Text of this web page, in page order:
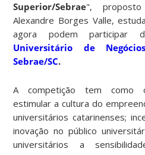
Superior/Sebrae",
Alexandre Borges Valle,
agora podem participar
Universitário de
Sebrae/SC.
A competição tem como
estimular a cultura do
universitários catarinenses;
inovação no público
universitários a